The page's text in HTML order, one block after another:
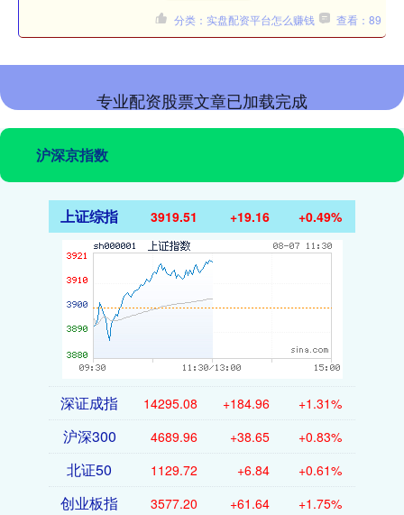
分类：实盘配资平台怎么赚钱 查看：89
专业配资股票文章已加载完成
沪深京指数
上证综指 3919.51 +19.16 +0.49%
深证成指 14295.08 +184.96 +1.31%
沪深300 4689.96 +38.65 +0.83%
北证50 1129.72 +6.84 +0.61%
创业板指 3577.20 +61.64 +1.75%